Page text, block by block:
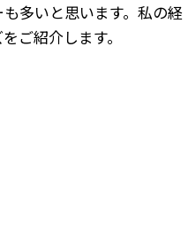
多いと思います。私の経
ご紹介します。